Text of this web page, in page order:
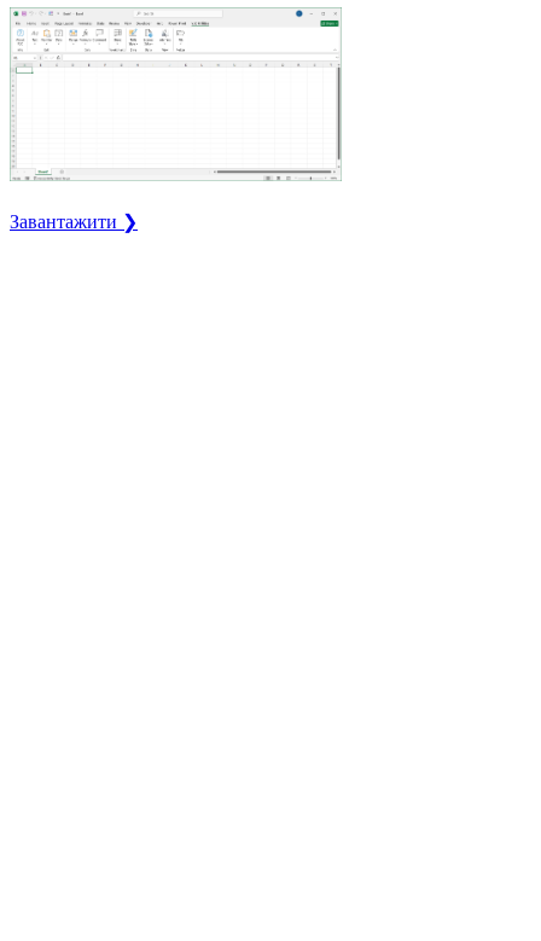
Завантажити ❯